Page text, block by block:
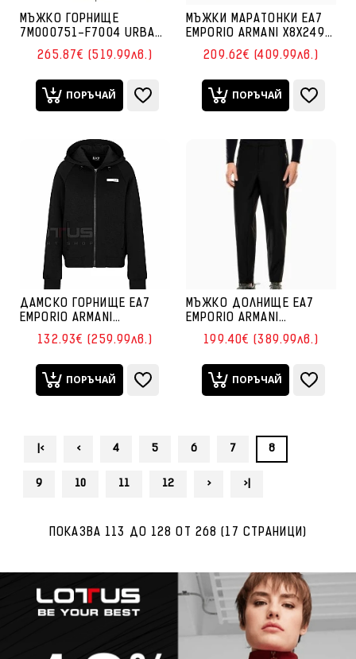
МЪЖКО ГОРНИЩЕ
7M000751-F7004 URBAN
ESCAPE M T-TOP FZ PA PL
ST ЗЕЛЕНО/КАМУФЛАЖ
265.87€ (519.99лв.)
ПОРЪЧАЙ
МЪЖКИ МАРАТОНКИ EA7
EMPORIO ARMANI X8X249-
MZ224 PREDATOR
ТЪМНОЗЕЛЕНИ
209.62€ (409.99лв.)
ПОРЪЧАЙ
ДАМСКО ГОРНИЩЕ EA7
EMPORIO ARMANI
7W000675-UC001
NATURAL VENTUS7
HOODIE FZ ЧЕРНО
132.93€ (259.99лв.)
ПОРЪЧАЙ
МЪЖКО ДОЛНИЩЕ EA7
EMPORIO ARMANI
7M000753-UC001 URBAN
ESCAPE PANTS OH PA PL
ST ЧЕРНО
199.40€ (389.99лв.)
ПОРЪЧАЙ
|< < 4 5 6 7 8
9 10 11 12 > >|
ПОКАЗВА 113 ДО 128 ОТ 268 (17 СТРАНИЦИ)